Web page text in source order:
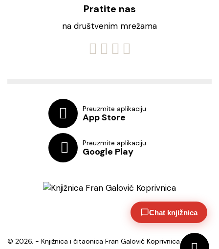
Pratite nas
na društvenim mrežama
Preuzmite aplikaciju
App Store
Preuzmite aplikaciju
Google Play
© 2026. - Knjižnica i čitaonica Fran Galović Koprivnica - OIB:
Chat knjižnica